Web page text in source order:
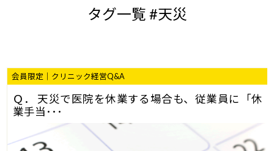
タグ一覧 #天災
会員限定｜クリニック経営Q&A
Ｑ． 天災で医院を休業する場合も、従業員に「休
業手当･･･